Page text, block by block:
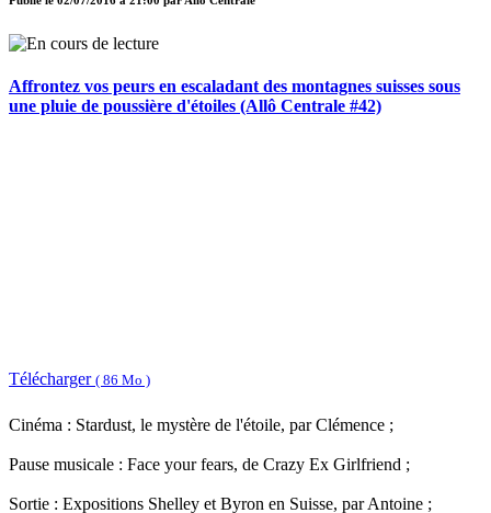
Affrontez vos peurs en escaladant des montagnes suisses sous
une pluie de poussière d'étoiles (Allô Centrale #42)
Télécharger ( 86 Mo )
Cinéma : Stardust, le mystère de l'étoile, par Clémence ;
Pause musicale : Face your fears, de Crazy Ex Girlfriend ;
Sortie : Expositions Shelley et Byron en Suisse, par Antoine ;